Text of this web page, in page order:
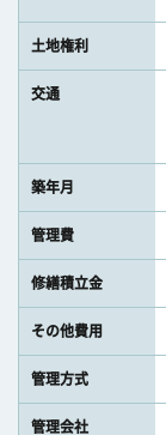
土地権利
交通
築年月
管理費
修繕積立金
その他費用
管理方式
管理会社